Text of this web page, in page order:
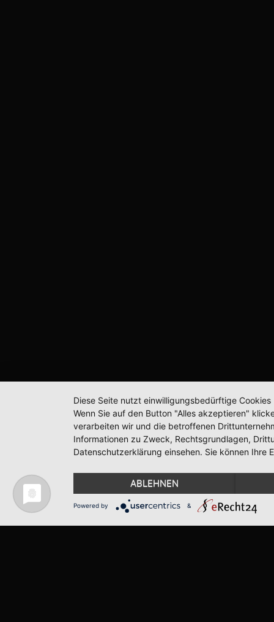
Diese Seite nutzt einwilligungsbedürftige
Wenn Sie auf den Button "Alles akzeptieren"
verarbeiten wir und die betroffenen
Informationen zu Zweck, Rechtsgrundlagen,
Datenschutzerklärung einsehen. Sie können Ihre
ABLEHNEN
Powered by &